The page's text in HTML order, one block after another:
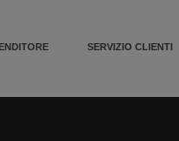
SERVIZIO CLIENTI